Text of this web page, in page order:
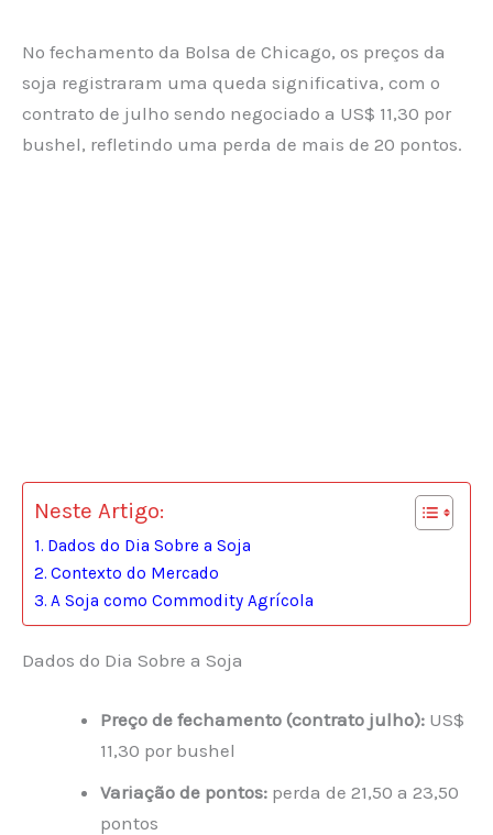
No fechamento da Bolsa de Chicago, os preços da
soja registraram uma queda significativa, com o
contrato de julho sendo negociado a US$ 11,30 por
bushel, refletindo uma perda de mais de 20 pontos.
Neste Artigo:
Dados do Dia Sobre a Soja
Contexto do Mercado
A Soja como Commodity Agrícola
Dados do Dia Sobre a Soja
Preço de fechamento (contrato julho): US$
11,30 por bushel
Variação de pontos: perda de 21,50 a 23,50
pontos